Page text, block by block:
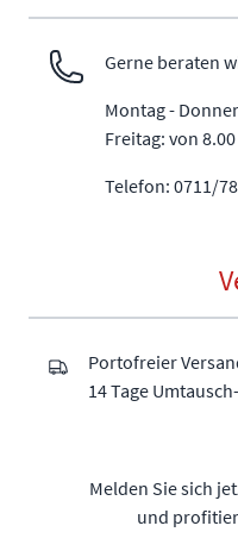
Gerne beraten
Montag -
Freitag: von
Telefon: 0711/
Portofreier
14 Tage
Melden Sie sich
und